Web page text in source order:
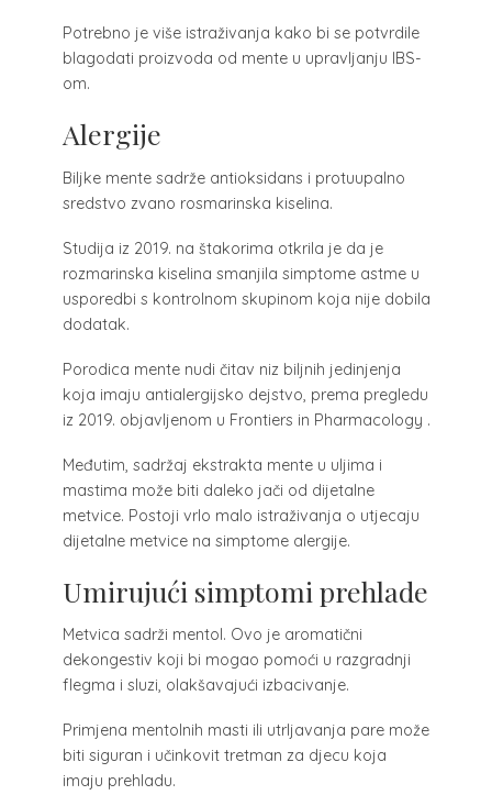
Potrebno je više istraživanja kako bi se potvrdile
blagodati proizvoda od mente u upravljanju IBS-
om.
Alergije
Biljke mente sadrže antioksidans i protuupalno
sredstvo zvano rosmarinska kiselina.
Studija iz 2019. na štakorima otkrila je da je
rozmarinska kiselina smanjila simptome astme u
usporedbi s kontrolnom skupinom koja nije dobila
dodatak.
Porodica mente nudi čitav niz biljnih jedinjenja
koja imaju antialergijsko dejstvo, prema pregledu
iz 2019. objavljenom u Frontiers in Pharmacology .
Međutim, sadržaj ekstrakta mente u uljima i
mastima može biti daleko jači od dijetalne
metvice. Postoji vrlo malo istraživanja o utjecaju
dijetalne metvice na simptome alergije.
Umirujući simptomi prehlade
Metvica sadrži mentol. Ovo je aromatični
dekongestiv koji bi mogao pomoći u razgradnji
flegma i sluzi, olakšavajući izbacivanje.
Primjena mentolnih masti ili utrljavanja pare može
biti siguran i učinkovit tretman za djecu koja
imaju prehladu.